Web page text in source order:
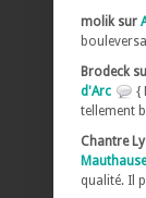
molik sur
Brodeck
d'Arc
{
tellement
Chantre
qualité. Il